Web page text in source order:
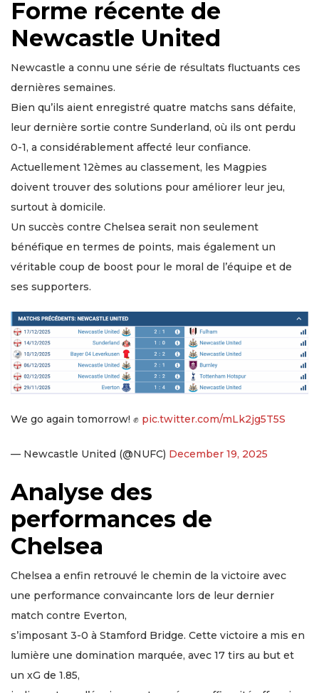
Forme récente de
Newcastle United
Newcastle a connu une série de résultats fluctuants ces
dernières semaines.
Bien qu’ils aient enregistré quatre matchs sans défaite,
leur dernière sortie contre Sunderland, où ils ont perdu
0-1, a considérablement affecté leur confiance.
Actuellement 12èmes au classement, les Magpies
doivent trouver des solutions pour améliorer leur jeu,
surtout à domicile.
Un succès contre Chelsea serait non seulement
bénéfique en termes de points, mais également un
véritable coup de boost pour le moral de l’équipe et de
ses supporters.
We go again tomorrow! ✊ pic.twitter.com/mLk2jg5T5S
— Newcastle United (@NUFC) December 19, 2025
Analyse des
performances de
Chelsea
Chelsea a enfin retrouvé le chemin de la victoire avec
une performance convaincante lors de leur dernier
match contre Everton,
s’imposant 3-0 à Stamford Bridge. Cette victoire a mis en
lumière une domination marquée, avec 17 tirs au but et
un xG de 1.85,